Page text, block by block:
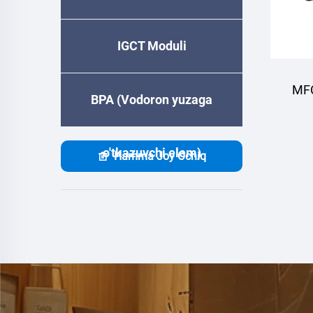
IGCT Moduli
BPA (Vodoron yuzaga
o'tkazuvchi elem)
Hamma Joy Ochiq